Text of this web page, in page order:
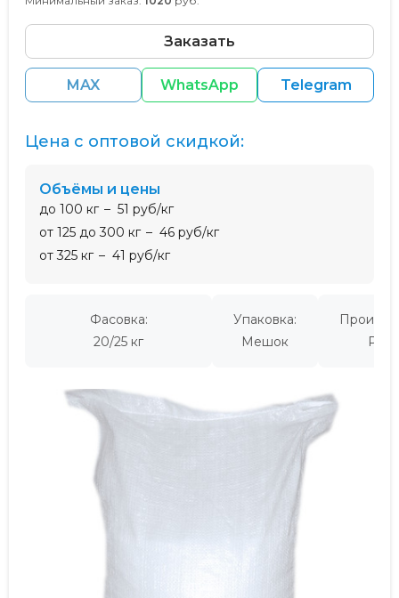
Заказать
MAX WhatsApp Telegram
Фасовка:
20/25 кг
Упаковка:
Мешок
Цена с оптовой скидкой:
Объёмы и цены
до 100 кг
51 руб/кг
от 125 до 300 кг
46 руб/кг
от 325 кг
41 руб/кг